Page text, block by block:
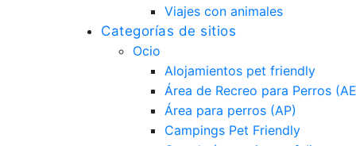
Viajes con animales
Categorías de sitios
Ocio
Alojamientos pet friendly
Área de Recreo para Perros
Área para perros (AP)
Campings Pet Friendly